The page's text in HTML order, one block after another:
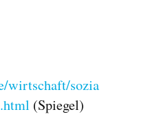
wirtschaft/sozia
(Spiegel)